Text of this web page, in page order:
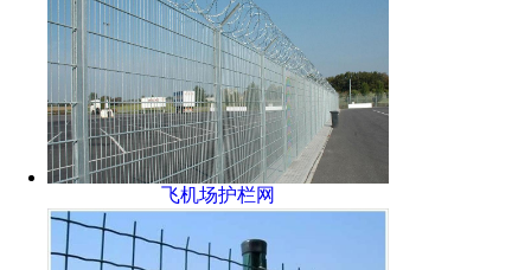
飞机场护栏网